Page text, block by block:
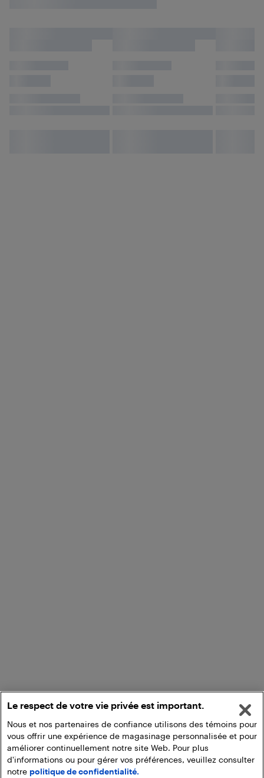
Ajouter au panier
Le respect de votre vie privée est important.
Nous et nos partenaires de confiance utilisons des témoins pour
vous offrir une expérience de magasinage personnalisée et pour
améliorer continuellement notre site Web. Pour plus
d'informations ou pour gérer vos préférences, veuillez consulter
notre politique de confidentialité.